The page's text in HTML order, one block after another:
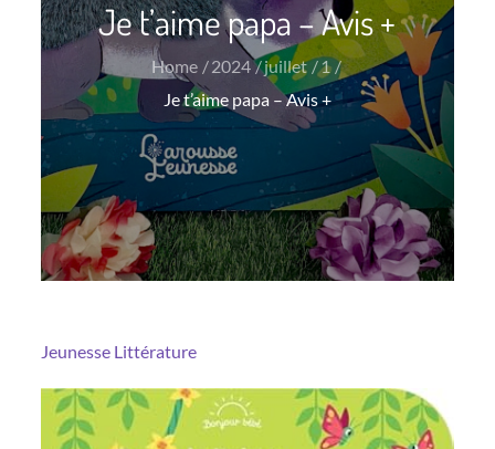
Je t’aime papa – Avis +
Home 2024 juillet
1
Je t’aime papa – Avis +
Jeunesse Littérature